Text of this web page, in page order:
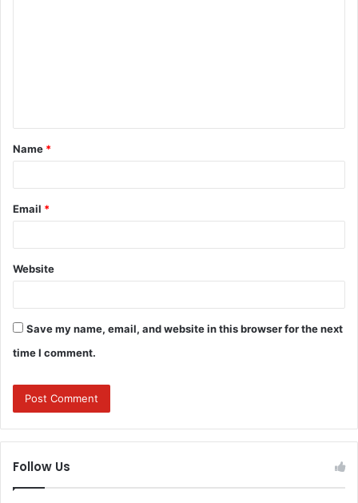
t
*
Name *
Email *
Website
Save my name, email, and website in this browser for the next
time I comment.
Follow Us